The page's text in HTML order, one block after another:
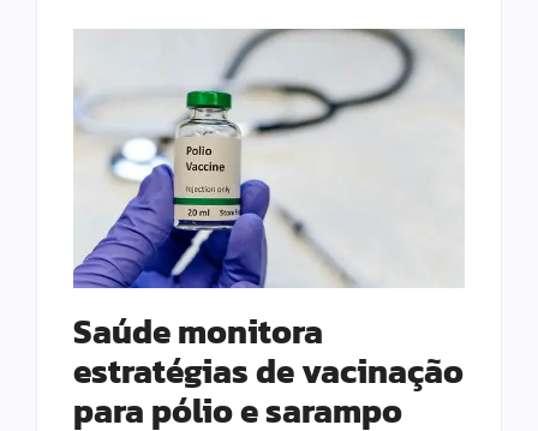
Saúde monitora
estratégias de vacinação
para pólio e sarampo